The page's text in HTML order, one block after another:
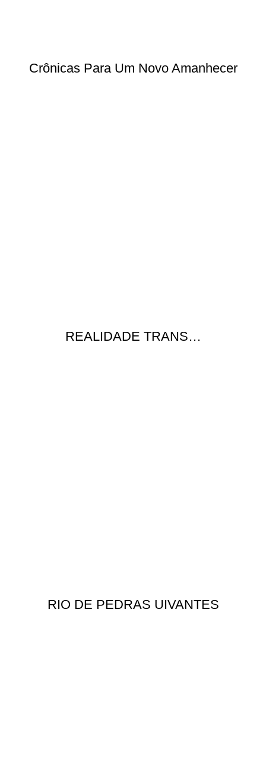
Crônicas Para Um Novo Amanhecer
REALIDADE TRANS…
RIO DE PEDRAS UIVANTES